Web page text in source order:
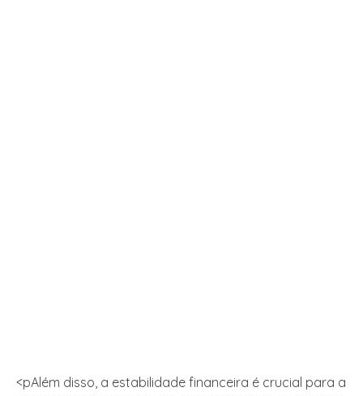
<pAlém disso, a estabilidade financeira é crucial para a